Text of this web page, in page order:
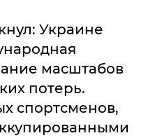
Украине
масштабов
потерь.
спортсменов,